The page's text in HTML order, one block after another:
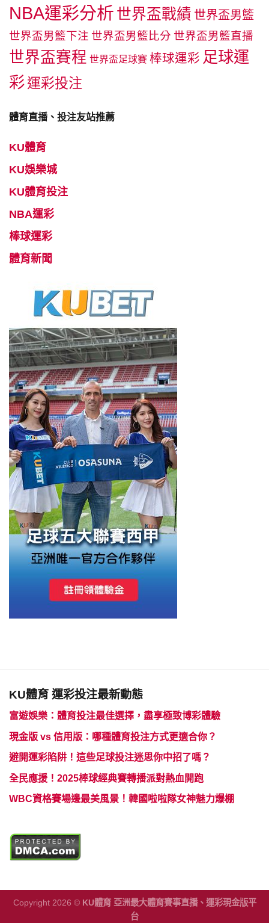
NBA運彩分析 世界盃戰績 世界盃男籃
世界盃男籃下注 世界盃男籃比分 世界盃男籃直播
世界盃賽程 世界盃足球賽 棒球運彩 足球運
彩運彩投注
體育直播、投注友站推薦
KU體育
KU娛樂城
KU體育投注
NBA運彩
棒球運彩
體育新聞
KU體育 運彩投注最新動態
富遊娛樂：體育投注最佳選擇，盡享極致博彩體驗
現金版 vs 信用版：哪種體育投注方式更適合你？
避開運彩陷阱！這些足球投注迷思你中招了嗎？
全民應援！2025棒球經典賽轉播派對熱血開跑
WBC資格賽場邊最美風景！韓國啦啦隊女神魅力爆棚
Copyright 2026 © KU體育 亞洲最大體育賽事直播、運彩現金版平
台